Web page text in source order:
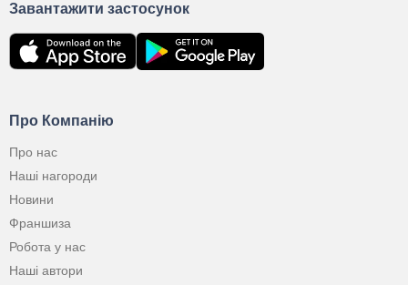
Про Компанію
Про нас
Наші нагороди
Новини
Франшиза
Робота у нас
Наші автори
Завантажити застосунок